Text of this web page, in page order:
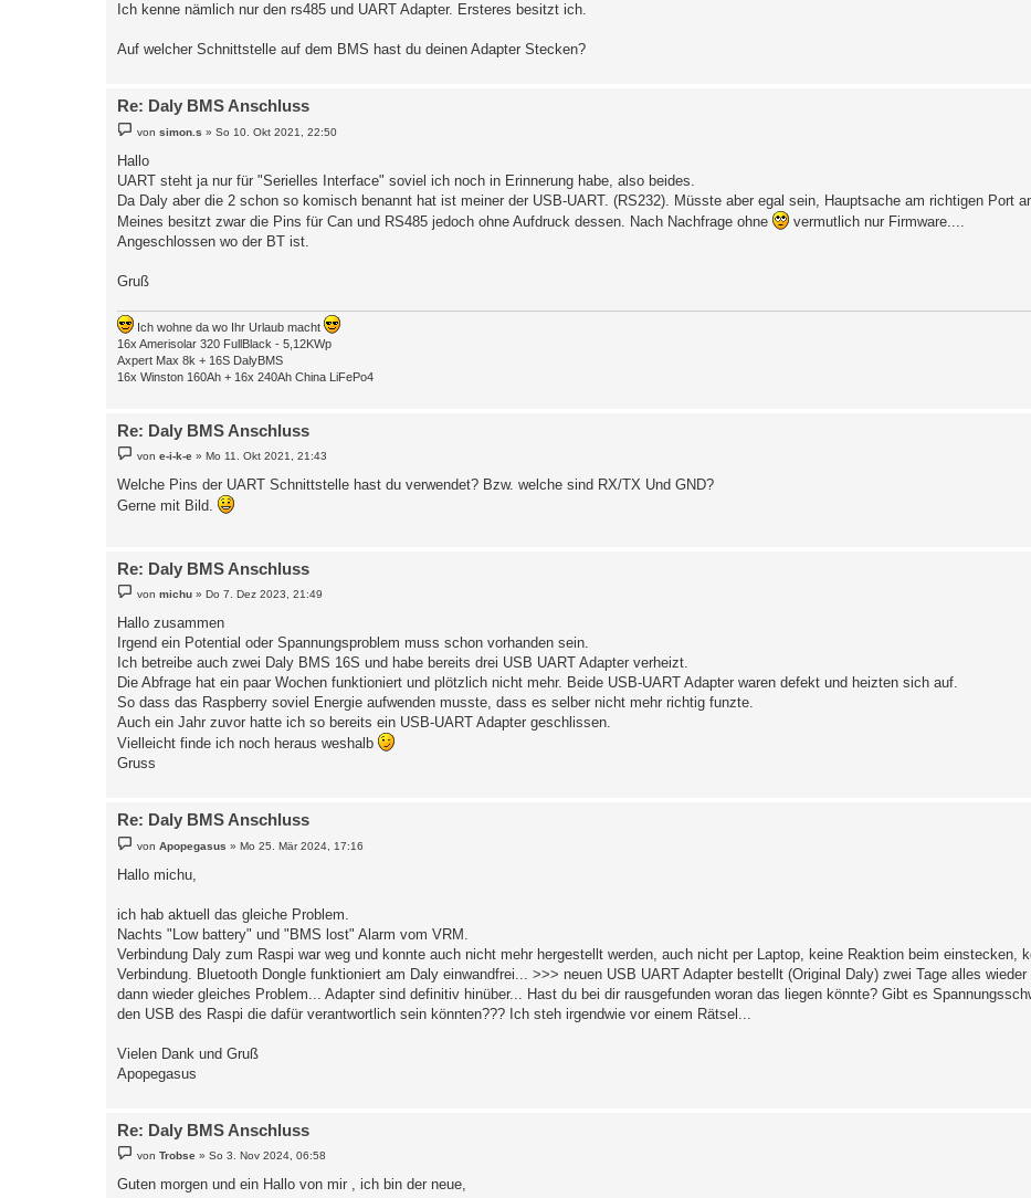
g
Ich kenne nämlich nur den rs485 und UART Adapter. Ersteres besitzt ich.
Auf welcher Schnittstelle auf dem BMS hast du deinen Adapter Stecken?
Re: Daly BMS Anschluss
e
i
t
r
g
vonsimon.s »So 10. Okt 2021, 22:50
Hallo
UART steht ja nur für "Serielles Interface" soviel ich noch in Erinnerung habe, also beides.
Da Daly aber die 2 schon so komisch benannt hat ist meiner der USB-UART. (RS232). Müsste aber egal sein, Hauptsache am richtigen Port
Meines besitzt zwar die Pins für Can und RS485 jedoch ohne Aufdruck dessen. Nach Nachfrage ohne
vermutlich nur Firmware....
Angeschlossen wo der BT ist.
Gruß
Ich wohne da wo Ihr Urlaub macht
16x Amerisolar 320 FullBlack - 5,12KWp
Axpert Max 8k + 16S DalyBMS
16x Winston 160Ah + 16x 240Ah China LiFePo4
Re: Daly BMS Anschluss
e
t
r
vone-i-k-e »Mo 11. Okt 2021, 21:43
Welche Pins der UART Schnittstelle hast du verwendet? Bzw. welche sind RX/TX Und GND?
Gerne mit Bild.
Re: Daly BMS Anschluss
e
i
t
r
g
vonmichu »Do 7. Dez 2023, 21:49
Hallo zusammen
Irgend ein Potential oder Spannungsproblem muss schon vorhanden sein.
Ich betreibe auch zwei Daly BMS 16S und habe bereits drei USB UART Adapter verheizt.
Die Abfrage hat ein paar Wochen funktioniert und plötzlich nicht mehr. Beide USB-UART Adapter waren defekt und heizten sich auf.
So dass das Raspberry soviel Energie aufwenden musste, dass es selber nicht mehr richtig funzte.
Auch ein Jahr zuvor hatte ich so bereits ein USB-UART Adapter geschlissen.
Vielleicht finde ich noch heraus weshalb
Gruss
Re: Daly BMS Anschluss
e
i
t
g
vonApopegasus »Mo 25. Mär 2024, 17:16
Hallo michu,
ich hab aktuell das gleiche Problem.
Nachts "Low battery" und "BMS lost" Alarm vom VRM.
Verbindung Daly zum Raspi war weg und konnte auch nicht mehr hergestellt werden, auch nicht per Laptop, keine Reaktion beim einstecken,
Verbindung. Bluetooth Dongle funktioniert am Daly einwandfrei... >>> neuen USB UART Adapter bestellt (Original Daly) zwei Tage alles wieder
dann wieder gleiches Problem... Adapter sind definitiv hinüber... Hast du bei dir rausgefunden woran das liegen könnte? Gibt es
den USB des Raspi die dafür verantwortlich sein könnten??? Ich steh irgendwie vor einem Rätsel...
Vielen Dank und Gruß
Apopegasus
Re: Daly BMS Anschluss
e
t
vonTrobse »So 3. Nov 2024, 06:58
Guten morgen und ein Hallo von mir , ich bin der neue,